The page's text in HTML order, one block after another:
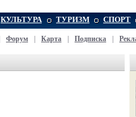
КУЛЬТУРА ТУРИЗМ СПОРТ
Форум Карта Подписка